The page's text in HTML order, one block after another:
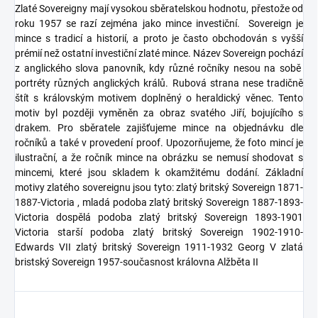
Zlaté Sovereigny mají vysokou sběratelskou hodnotu, přestože od
roku 1957 se razí zejména jako mince investiční. Sovereign je
mince s tradicí a historií, a proto je často obchodován s vyšší
prémií než ostatní investiční zlaté mince. Název Sovereign pochází
z anglického slova panovník, kdy různé ročníky nesou na sobě
portréty různých anglických králů. Rubová strana nese tradičně
štít s královským motivem doplněný o heraldický věnec. Tento
motiv byl později vyměněn za obraz svatého Jiří, bojujícího s
drakem. Pro sběratele zajišťujeme mince na objednávku dle
ročníků a také v provedení proof. Upozorňujeme, že foto mincí je
ilustrační, a že ročník mince na obrázku se nemusí shodovat s
mincemi, které jsou skladem k okamžitému dodání. Základní
motivy zlatého sovereignu jsou tyto: zlatý britský Sovereign 1871-
1887-Victoria , mladá podoba zlatý britský Sovereign 1887-1893-
Victoria dospělá podoba zlatý britský Sovereign 1893-1901
Victoria starší podoba zlatý britský Sovereign 1902-1910-
Edwards VII zlatý britský Sovereign 1911-1932 Georg V zlatá
bristský Sovereign 1957-současnost královna Alžběta II